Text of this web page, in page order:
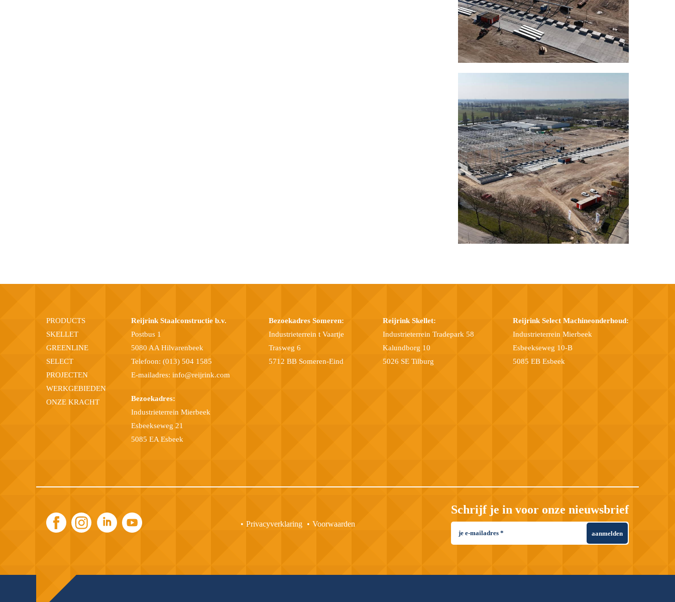
PRODUCTS
SKELLET
GREENLINE
SELECT
PROJECTEN
WERKGEBIEDEN
ONZE KRACHT
Reijrink Staalconstructie b.v.
Postbus 1
5080 AA Hilvarenbeek
Telefoon: (013) 504 1585
E-mailadres: info@reijrink.com
Bezoekadres:
Industrieterrein Mierbeek
Esbeekseweg 21
5085 EA Esbeek
Bezoekadres Someren:
Industrieterrein t Vaartje
Trasweg 6
5712 BB Someren-Eind
Reijrink Skellet:
Industrieterrein Tradepark 58
Kalundborg 10
5026 SE Tilburg
Reijrink Select Machineonderhoud:
Industrieterrein Mierbeek
Esbeekseweg 10-B
5085 EB Esbeek
Privacyverklaring Voorwaarden
Schrijf je in voor onze nieuwsbrief
aanmelden